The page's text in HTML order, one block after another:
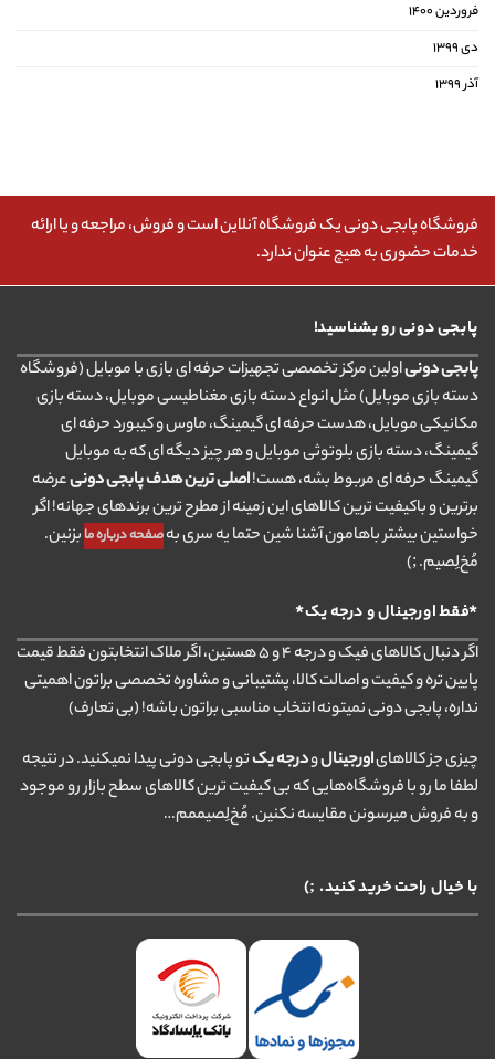
فروردین ۱۴۰۰
دی ۱۳۹۹
آذر ۱۳۹۹
فروشگاه پابجی دونی یک فروشگاه آنلاین است و فروش، مراجعه و یا ارائه
خدمات حضوری به هیچ عنوان ندارد.
پابجی دونی رو بشناسید!
پابجی دونیاولین مرکز تخصصی تجهیزات حرفه ای بازی با موبایل (فروشگاه
دسته بازی موبایل) مثل انواع دسته بازی مغناطیسی موبایل، دسته بازی
مکانیکی موبایل، هدست حرفه ای گیمینگ، ماوس و کیبورد حرفه ای
گیمینگ، دسته بازی بلوتوثی موبایل و هر چیز دیگه ای که به موبایل
گیمینگ حرفه ای مربوط بشه، هست!اصلی ترین هدف پابجی دونیعرضه
برترین و باکیفیت ترین کالاهای این زمینه از مطرح ترین برندهای جهانه! اگر
خواستین بیشتر باهامون آشنا شین حتما یه سری بهصفحه درباره ما بزنین.
مُخ‌لِصیم. ;)
*فقط اورجینال و درجه یک*
اگر دنبال کالاهای فیک و درجه ۴ و ۵ هستین، اگر ملاک انتخابتون فقط قیمت
پایین تره و کیفیت و اصالت کالا، پشتیبانی و مشاوره تخصصی براتون اهمیتی
نداره، پابجی دونی نمیتونه انتخاب مناسبی براتون باشه! (بی تعارف)
چیزی جز کالاهایاورجینالودرجه یکتو پابجی دونی پیدا نمیکنید. در نتیجه
لطفا ما رو با فروشگاه‌هایی که بی کیفیت ترین کالاهای سطح بازار رو موجود
و به فروش میرسونن مقایسه نکنین. مُخ‌لِصیممم…
با خیال راحت خرید کنید. ;)